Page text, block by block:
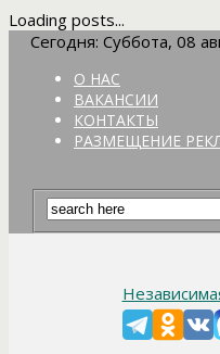
Loading posts...
Сегодня: Суббота, 08
О НАС
ВАКАНСИИ
КОНТАКТЫ
РАЗМЕЩЕНИЕ